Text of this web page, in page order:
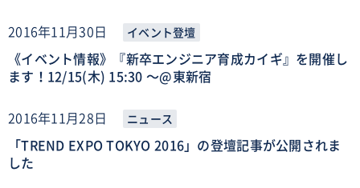
2016年11月30日 イベント登壇
《イベント情報》『新卒エンジニア育成カイギ』を開催し
ます！12/15(木) 15:30 〜@東新宿
2016年11月28日 ニュース
「TREND EXPO TOKYO 2016」の登壇記事が公開されま
した